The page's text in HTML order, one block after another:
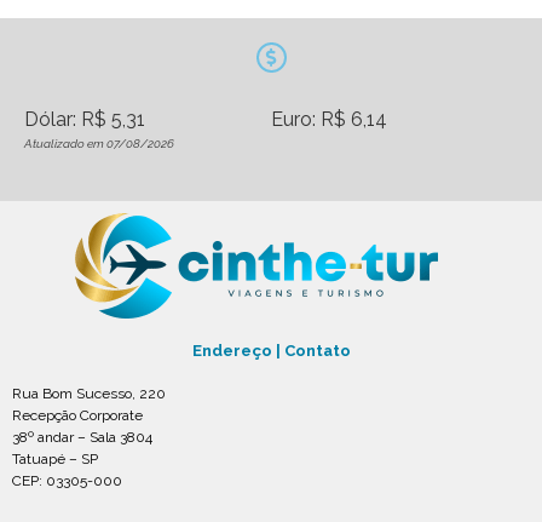
Dólar: R$ 5,31 Euro: R$ 6,14
Atualizado em 07/08/2026
Endereço | Contato
Rua Bom Sucesso, 220
Recepção Corporate
38º andar – Sala 3804
Tatuapé – SP
CEP: 03305-000